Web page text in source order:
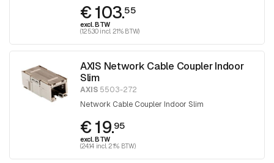
€ 103.55
excl. BTW
(125.30 incl. 21% BTW)
AXIS Network Cable Coupler Indoor
Slim
AXIS 5503-272
Network Cable Coupler Indoor Slim
€ 19.95
excl. BTW
(24.14 incl. 21% BTW)